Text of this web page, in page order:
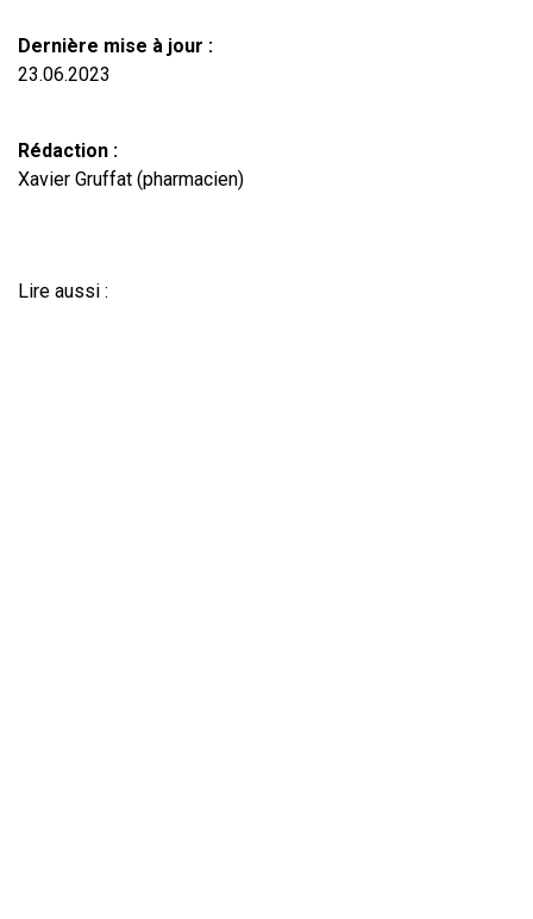
Dernière mise à jour :
23.06.2023
Rédaction :
Xavier Gruffat (pharmacien)
Lire aussi :